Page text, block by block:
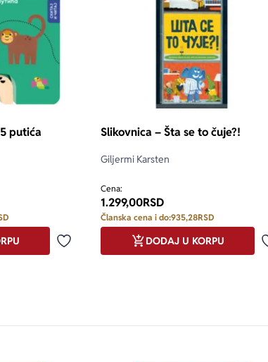
putića
Dodaj u omiljene
Slikovnica – Šta se to čuje?!
Giljermi Karsten
Cena:
1.299,00RSD
Članska cena i do:935,28RSD
DODAJ U KORPU